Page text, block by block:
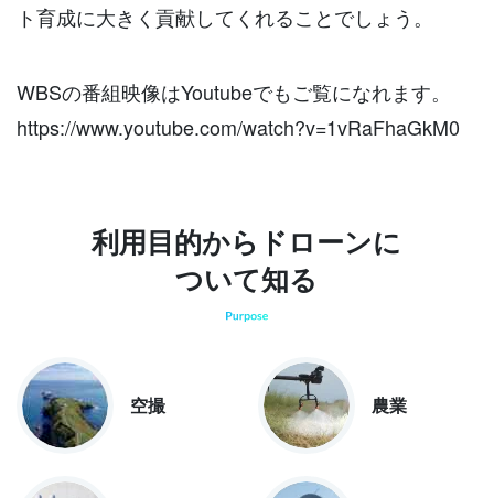
ト育成に大きく貢献してくれることでしょう。
WBSの番組映像はYoutubeでもご覧になれます。
https://www.youtube.com/watch?v=1vRaFhaGkM0
利用目的からドローンに
ついて知る
空撮 農業